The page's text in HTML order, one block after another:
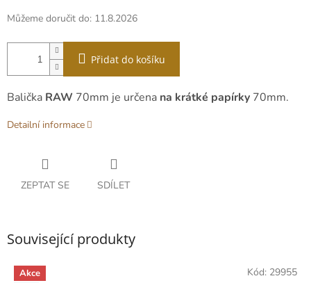
Můžeme doručit do: 11.8.2026
Přidat do košíku
Balička RAW 70mm je určena na krátké papírky 70mm.
Detailní informace
ZEPTAT SE SDÍLET
Související produkty
Akce
Kód: 29955